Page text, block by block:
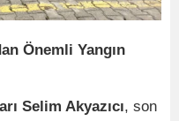
Önemli Yangın
Selim Akyazıcı, son